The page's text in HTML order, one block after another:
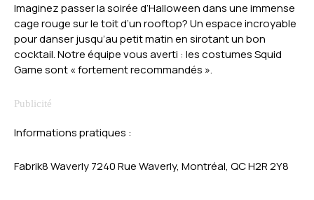
Imaginez passer la soirée d’Halloween dans une immense
cage rouge sur le toit d’un rooftop? Un espace incroyable
pour danser jusqu’au petit matin en sirotant un bon
cocktail. Notre équipe vous averti : les costumesSquid
Gamesont « fortement recommandés ».
Informations pratiques :
Fabrik8 Waverly 7240 Rue Waverly, Montréal, QC H2R 2Y8